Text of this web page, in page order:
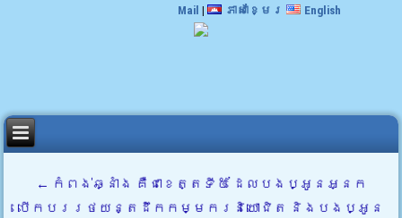
Mail | ភាសាខ្មែរ English
← កំពង់ឆ្នាំង គឺជាខេត្តទី៥ ដែលបងប្អូនអ្នក
បើកបររថយន្តដឹកកម្មករនិយោជិត និងបងប្អូន